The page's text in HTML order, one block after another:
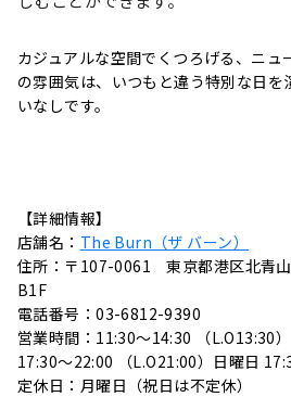
カジュアルな空間でくつろげる、ニュ
の雰囲気は、いつもと違う特別な日
いなしです。
【詳細情報】
店舗名： The Burn（ザ バーン）
住所：〒107-0061 東京都港区北青
B1F
電話番号：03-6812-9390
営業時間：11:30〜14:30 （L.O13:30）
17:30〜22:00 （L.O21:00）日曜日
定休日：月曜日（祝日は不定休）